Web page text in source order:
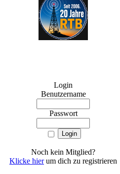
Login
Benutzername
Passwort
Noch kein Mitglied?
Klicke hierum dich zu registrieren